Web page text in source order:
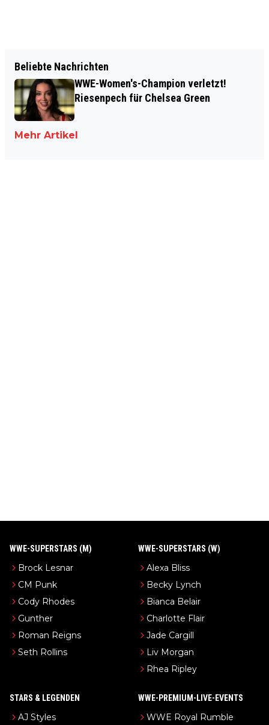
Beliebte Nachrichten
WWE-Women's-Champion verletzt!
Riesenpech für Chelsea Green
Mehr Artikel
WWE-SUPERSTARS (M)
Brock Lesnar
CM Punk
Cody Rhodes
Gunther
Roman Reigns
Seth Rollins
WWE-SUPERSTARS (W)
Alexa Bliss
Becky Lynch
Bianca Belair
Charlotte Flair
Jade Cargill
Liv Morgan
Rhea Ripley
STARS & LEGENDEN
AJ Styles
WWE-PREMIUM-LIVE-EVENTS
WWE Royal Rumble